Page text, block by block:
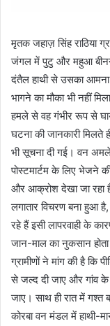
मृतक जहाज़ सिंह राठिया
जंगल में पुटु और महुआ
दंतैल हाथी से उसका आमना-
भागने का मौका भी नहीं
हमले से वह गंभीर रूप से
घटना की जानकारी मिलते
भी सूचना दी गई। वन
पोस्टमार्टम के लिए भेजने
और आक्रोश देखा जा रहा
लगातार विचरण बना हुआ
रहे हैं इसी लापरवाही के
जान-माल का नुकसान होता
ग्रामीणों ने मांग की है कि
से जल्द दी जाए और गांव के
जाए। साथ ही रात में गश्त
कोरबा वन मंडल में हाथी-